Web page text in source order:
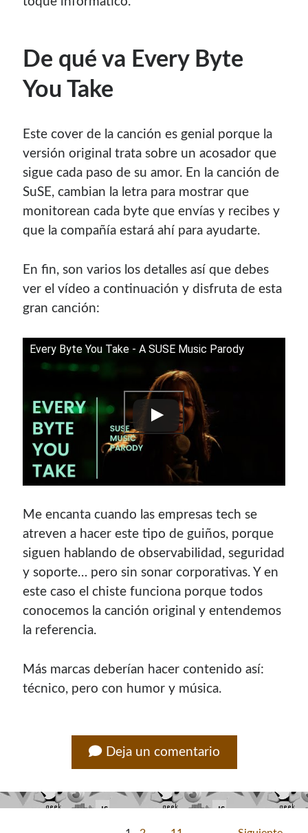
De qué va Every Byte
You Take
Este cover de la canción es genial porque la
versión original trata sobre un acosador que
sigue cada paso de su amor. En la canción de
SuSE, cambian la letra para mostrar que
monitorean cada byte que envías y recibes y
que la compañía estará ahí para ayudarte.
En fin, son varios los detalles así que debes
ver el vídeo a continuación y disfruta de esta
gran canción:
Every Byte You Take - A SUSE Music Parody
Me encanta cuando las empresas tech se
atreven a hacer este tipo de guiños, porque
siguen hablando de observabilidad, seguridad
y soporte… pero sin sonar corporativas. Y en
este caso el chiste funciona porque todos
conocemos la canción original y entendemos
la referencia.
Más marcas deberían hacer contenido así:
técnico, pero con humor y música.
Deja un comentario